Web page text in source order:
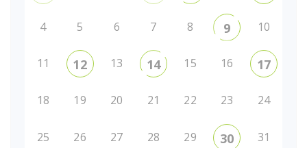
4 5 6 7 8 9 10
11 12 13 14 15 16 17
18 19 20 21 22 23 24
25 26 27 28 29 30 31